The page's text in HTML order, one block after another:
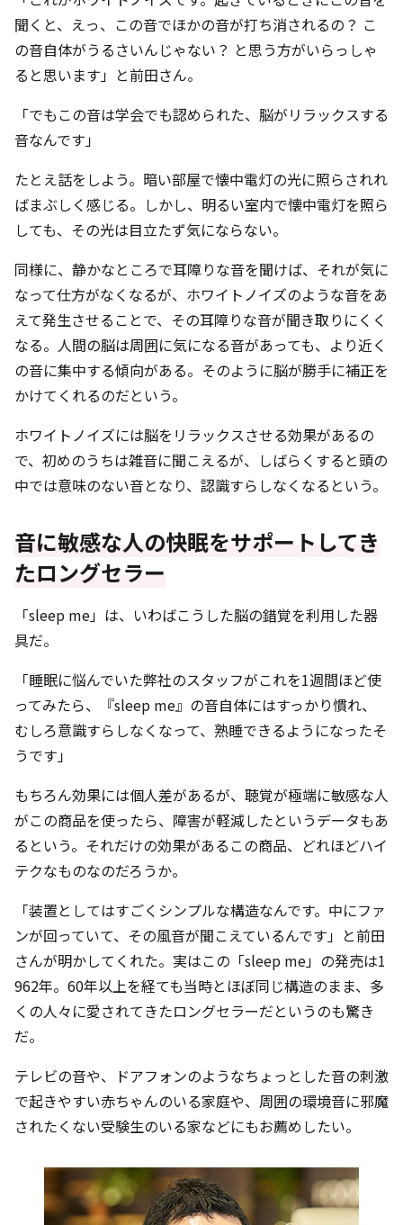
聞くと、えっ、この音でほかの音が打ち消されるの？ こ
の音自体がうるさいんじゃない？ と思う方がいらっしゃ
ると思います」と前田さん。
「でもこの音は学会でも認められた、脳がリラックスする
音なんです」
たとえ話をしよう。暗い部屋で懐中電灯の光に照らされれ
ばまぶしく感じる。しかし、明るい室内で懐中電灯を照ら
しても、その光は目立たず気にならない。
同様に、静かなところで耳障りな音を聞けば、それが気に
なって仕方がなくなるが、ホワイトノイズのような音をあ
えて発生させることで、その耳障りな音が聞き取りにくく
なる。人間の脳は周囲に気になる音があっても、より近く
の音に集中する傾向がある。そのように脳が勝手に補正を
かけてくれるのだという。
ホワイトノイズには脳をリラックスさせる効果があるの
で、初めのうちは雑音に聞こえるが、しばらくすると頭の
中では意味のない音となり、認識すらしなくなるという。
音に敏感な人の快眠をサポートしてき
たロングセラー
「sleep me」は、いわばこうした脳の錯覚を利用した器
具だ。
「睡眠に悩んでいた弊社のスタッフがこれを1週間ほど使
ってみたら、『sleep me』の音自体にはすっかり慣れ、
むしろ意識すらしなくなって、熟睡できるようになったそ
うです」
もちろん効果には個人差があるが、聴覚が極端に敏感な人
がこの商品を使ったら、障害が軽減したというデータもあ
るという。それだけの効果があるこの商品、どれほどハイ
テクなものなのだろうか。
「装置としてはすごくシンプルな構造なんです。中にファ
ンが回っていて、その風音が聞こえているんです」と前田
さんが明かしてくれた。実はこの「sleep me」の発売は1
962年。60年以上を経ても当時とほぼ同じ構造のまま、多
くの人々に愛されてきたロングセラーだというのも驚き
だ。
テレビの音や、ドアフォンのようなちょっとした音の刺激
で起きやすい赤ちゃんのいる家庭や、周囲の環境音に邪魔
されたくない受験生のいる家などにもお薦めしたい。